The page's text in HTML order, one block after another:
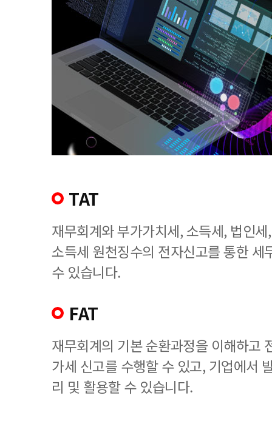
TAT
재무회계와 부가가치세, 소득세, 법인
소득세 원천징수의 전자신고를 통한 세
수 있습니다.
FAT
재무회계의 기본 순환과정을 이해하고
가세 신고를 수행할 수 있고, 기업에서
리 및 활용할 수 있습니다.